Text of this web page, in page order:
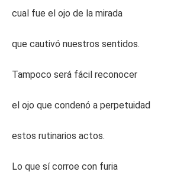
cual fue el ojo de la mirada
que cautivó nuestros sentidos.
Tampoco será fácil reconocer
el ojo que condenó a perpetuidad
estos rutinarios actos.
Lo que sí corroe con furia